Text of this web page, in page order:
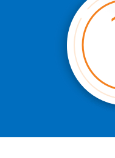
«ООО
г.
+7
с